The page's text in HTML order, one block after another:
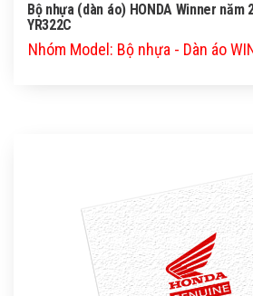
Bộ nhựa (dàn áo) HONDA Winner năm
YR322C
Nhóm Model: Bộ nhựa - Dàn áo